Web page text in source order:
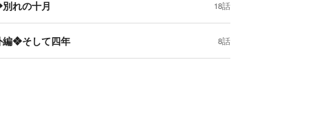
れの十月 18話
編❖そして四年 8話